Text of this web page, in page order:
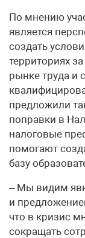
По мнению
является
создать
территориях
рынке труда и
предложили
поправки в
налоговые
помогают
базу
– Мы видим
и
что в кризис
сокращать